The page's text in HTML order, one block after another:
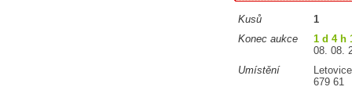
Kusů
1
Konec aukce
1 d 4 h
08. 08.
Umístění
Letovice
679 61